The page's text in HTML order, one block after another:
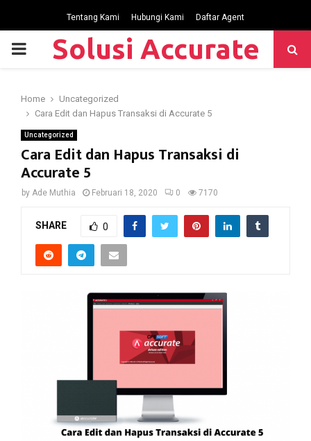
Tentang Kami Hubungi Kami Daftar Agent
P
M
A
Solusi Accurate
Home
Uncategorized
Cara Edit dan Hapus Transaksi di Accurate 5
Uncategorized
Cara Edit dan Hapus Transaksi di
Accurate 5
by Ade Muthia Februari 18, 2020 0 7170
SHARE 0